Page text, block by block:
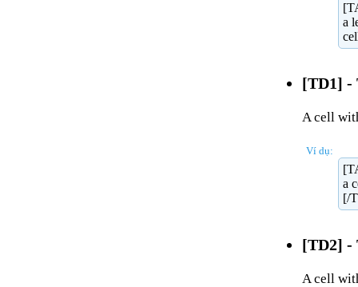
a
[TD1] -
A cell
Ví dụ:
a
[/
[TD2] -
A cell